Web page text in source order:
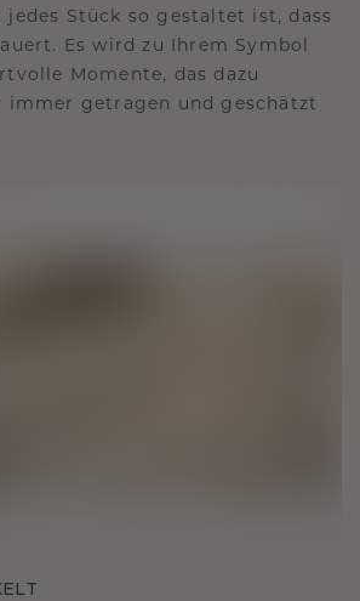
jedes Stück so gestaltet ist, dass
Es wird zu Ihrem Symbol
Momente, das dazu
getragen und geschätzt